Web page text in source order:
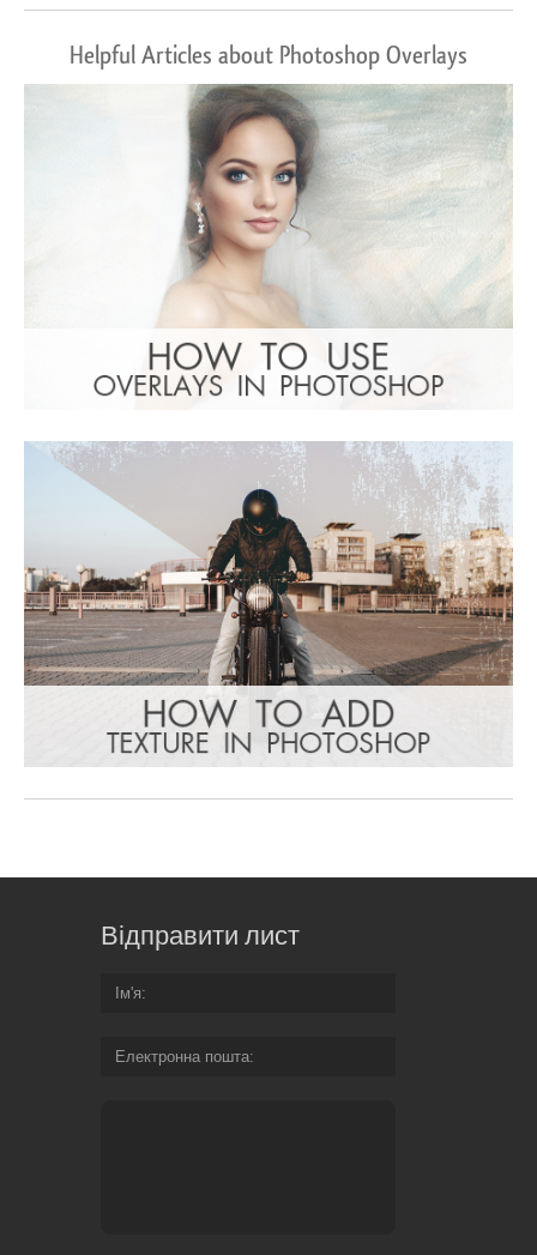
Helpful Articles about Photoshop Overlays
Відправити лист
Ім'я
Електронна пошта